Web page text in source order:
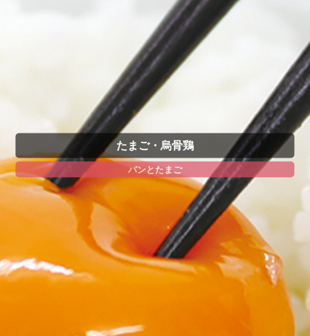
たまご・烏骨鶏
パンとたまご